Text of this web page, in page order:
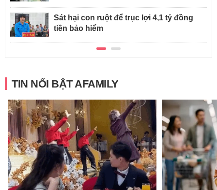
Sát hại con ruột để trục lợi 4,1 tỷ đồng
tiền bảo hiểm
TIN NỔI BẬT AFAMILY